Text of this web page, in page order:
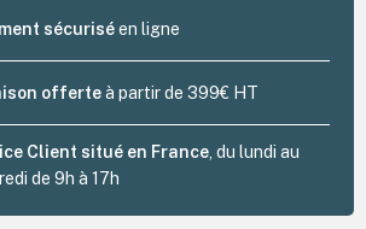
sécuriséen ligne
offerteà partir de 399€ HT
Client situé en France , du lundi au
de 9h à 17h